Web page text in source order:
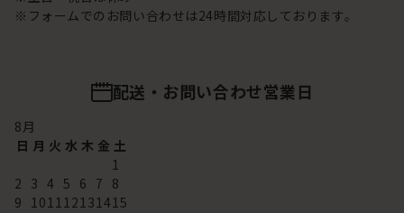
※フォームでのお問い合わせは24時間対応しております。
配送・お問い合わせ営業日
8月
日 月 火 水 木 金 土
1
2 3 4 5 6 7 8
9 101112131415